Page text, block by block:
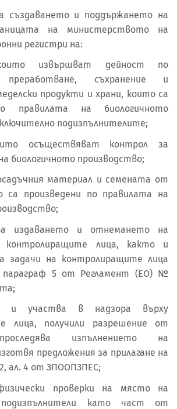
създаването и поддържането на
на министерството на
регистри на:
извършват дейност по
преработване, съхранение и
продукти и храни, които са
правилата на биологичното
подизпълнителите;
осъществяват контрол за
биологичното производство;
материал и семената от
са произведени по правилата на
издаването и отнемането на
контролиращите лица, както и
задачи на контролиращите лица
параграф 5 от Регламент (ЕО) №
и участва в надзора върху
лица, получили разрешение от
изпълнението на
предложения за прилагане на
ал. 4 от ЗПООПЗПЕС;
проверки на място на
като част от